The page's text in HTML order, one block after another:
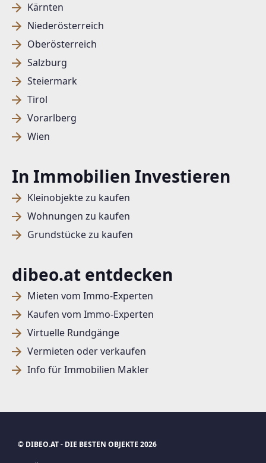
Kärnten
Niederösterreich
Oberösterreich
Salzburg
Steiermark
Tirol
Vorarlberg
Wien
In Immobilien Investieren
Kleinobjekte zu kaufen
Wohnungen zu kaufen
Grundstücke zu kaufen
dibeo.at entdecken
Mieten vom Immo-Experten
Kaufen vom Immo-Experten
Virtuelle Rundgänge
Vermieten oder verkaufen
Info für Immobilien Makler
© DIBEO.AT - DIE BESTEN OBJEKTE 2026